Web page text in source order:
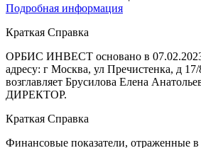
Подробная информация
Краткая Справка
ОРБИС ИНВЕСТ основано в
адресу: г Москва, ул Пречистенка, д
возглавляет Брусилова Елена
ДИРЕКТОР.
Краткая Справка
Финансовые показатели, отраженные в